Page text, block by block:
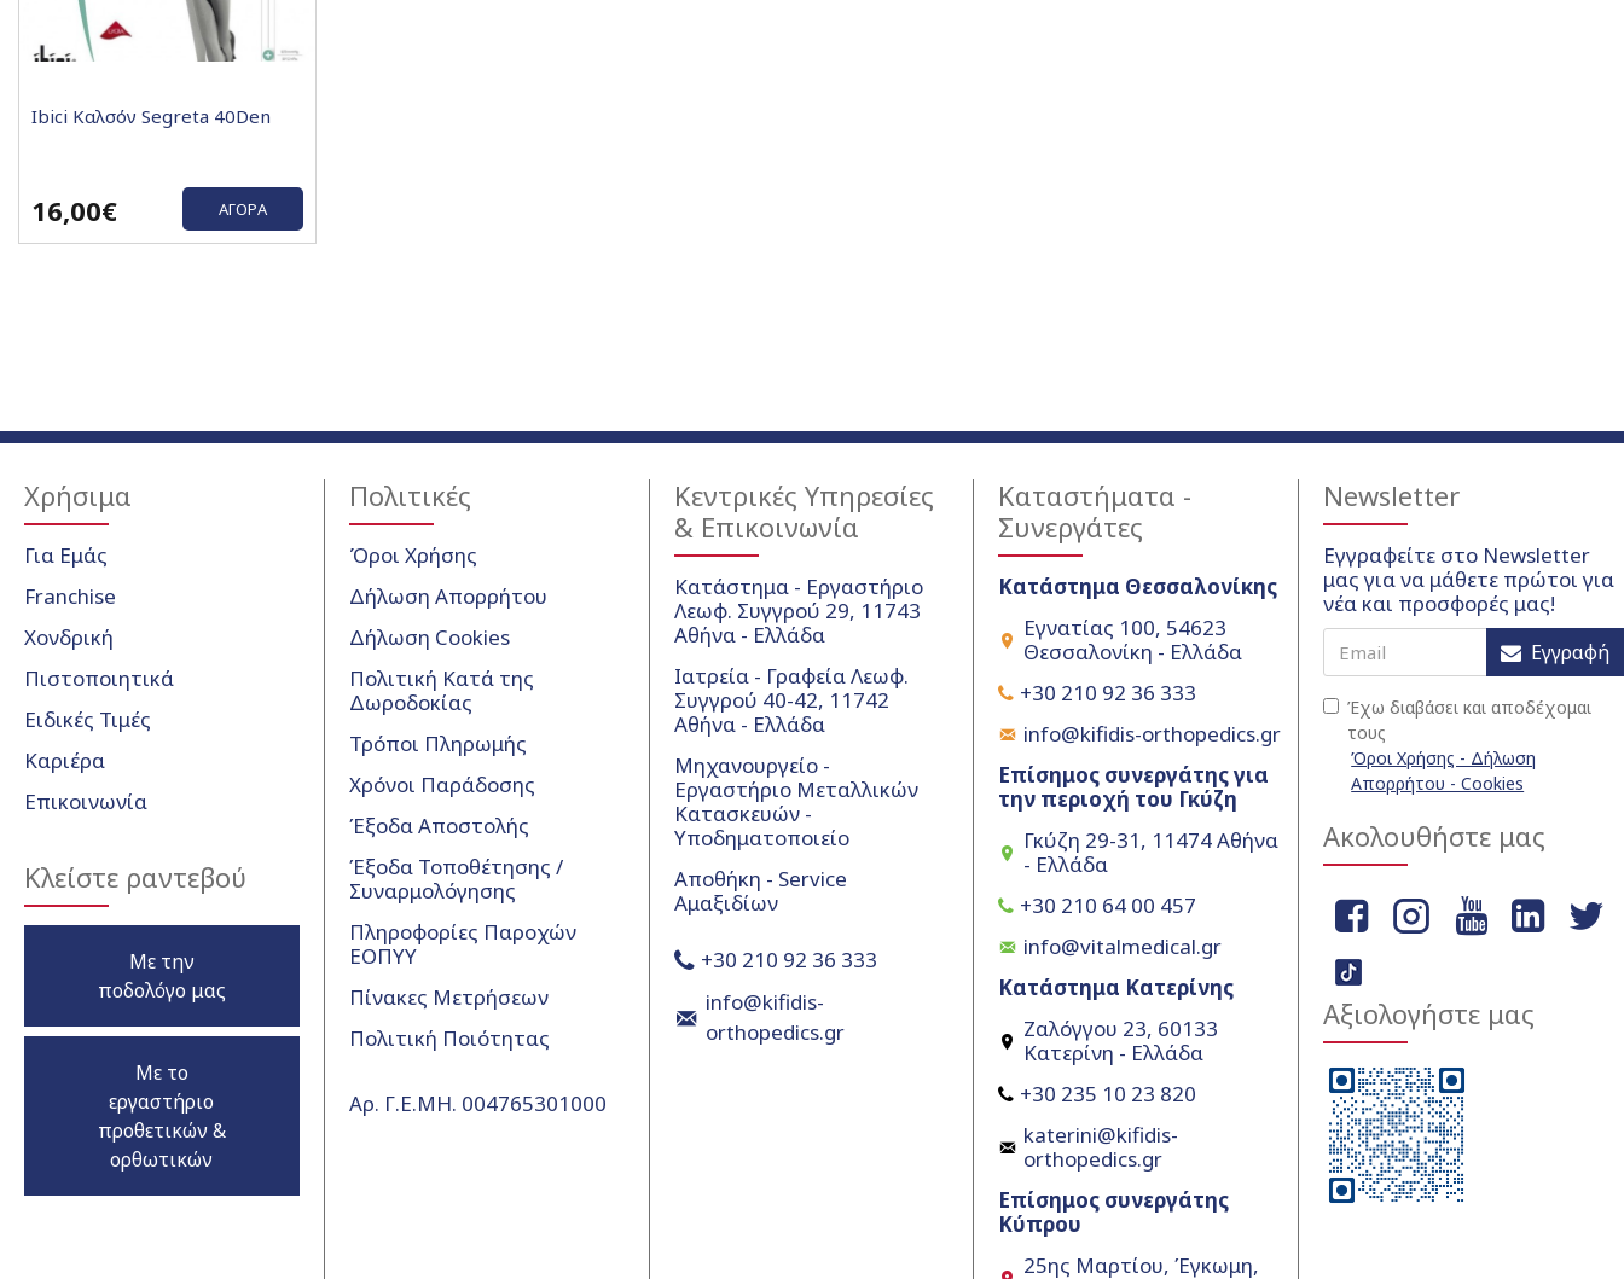
Ibici Καλσόν Segreta 40Den
16,00€ ΑΓΟΡΆ
Χρήσιμα
Για Εμάς
Franchise
Χονδρική
Πιστοποιητικά
Ειδικές Τιμές
Καριέρα
Επικοινωνία
Κλείστε ραντεβού
Με την
ποδολόγο μας
Με το
εργαστήριο
προθετικών &
ορθωτικών
Πολιτικές
Όροι Χρήσης
Δήλωση Απορρήτου
Δήλωση Cookies
Πολιτική Κατά της
Δωροδοκίας
Τρόποι Πληρωμής
Χρόνοι Παράδοσης
Έξοδα Αποστολής
Έξοδα Τοποθέτησης /
Συναρμολόγησης
Πληροφορίες Παροχών
ΕΟΠΥΥ
Πίνακες Μετρήσεων
Πολιτική Ποιότητας
Αρ. Γ.Ε.ΜΗ. 004765301000
Κεντρικές Υπηρεσίες
& Επικοινωνία
Κατάστημα - Εργαστήριο
Λεωφ. Συγγρού 29, 11743
Αθήνα - Ελλάδα
Ιατρεία - Γραφεία Λεωφ.
Συγγρού 40-42, 11742
Αθήνα - Ελλάδα
Μηχανουργείο -
Εργαστήριο Μεταλλικών
Κατασκευών -
Υποδηματοποιείο
Αποθήκη - Service
Αμαξιδίων
+30 210 92 36 333
info@kifidis-
orthopedics.gr
Καταστήματα -
Συνεργάτες
Κατάστημα Θεσσαλονίκης
Εγνατίας 100, 54623
Θεσσαλονίκη - Ελλάδα
+30 210 92 36 333
info@kifidis-orthopedics.gr
Επίσημος συνεργάτης για
την περιοχή του Γκύζη
Γκύζη 29-31, 11474 Αθήνα
- Ελλάδα
+30 210 64 00 457
info@vitalmedical.gr
Κατάστημα Κατερίνης
Ζαλόγγου 23, 60133
Κατερίνη - Ελλάδα
+30 235 10 23 820
katerini@kifidis-
orthopedics.gr
Επίσημος συνεργάτης
Κύπρου
25ης Μαρτίου, Έγκωμη,
Newsletter
Εγγραφείτε στο Newsletter
μας για να μάθετε πρώτοι για
νέα και προσφορές μας!
Εγγραφή
Έχω διαβάσει και αποδέχομαι
τους
Όροι Χρήσης - Δήλωση
Απορρήτου - Cookies
Ακολουθήστε μας
Αξιολογήστε μας